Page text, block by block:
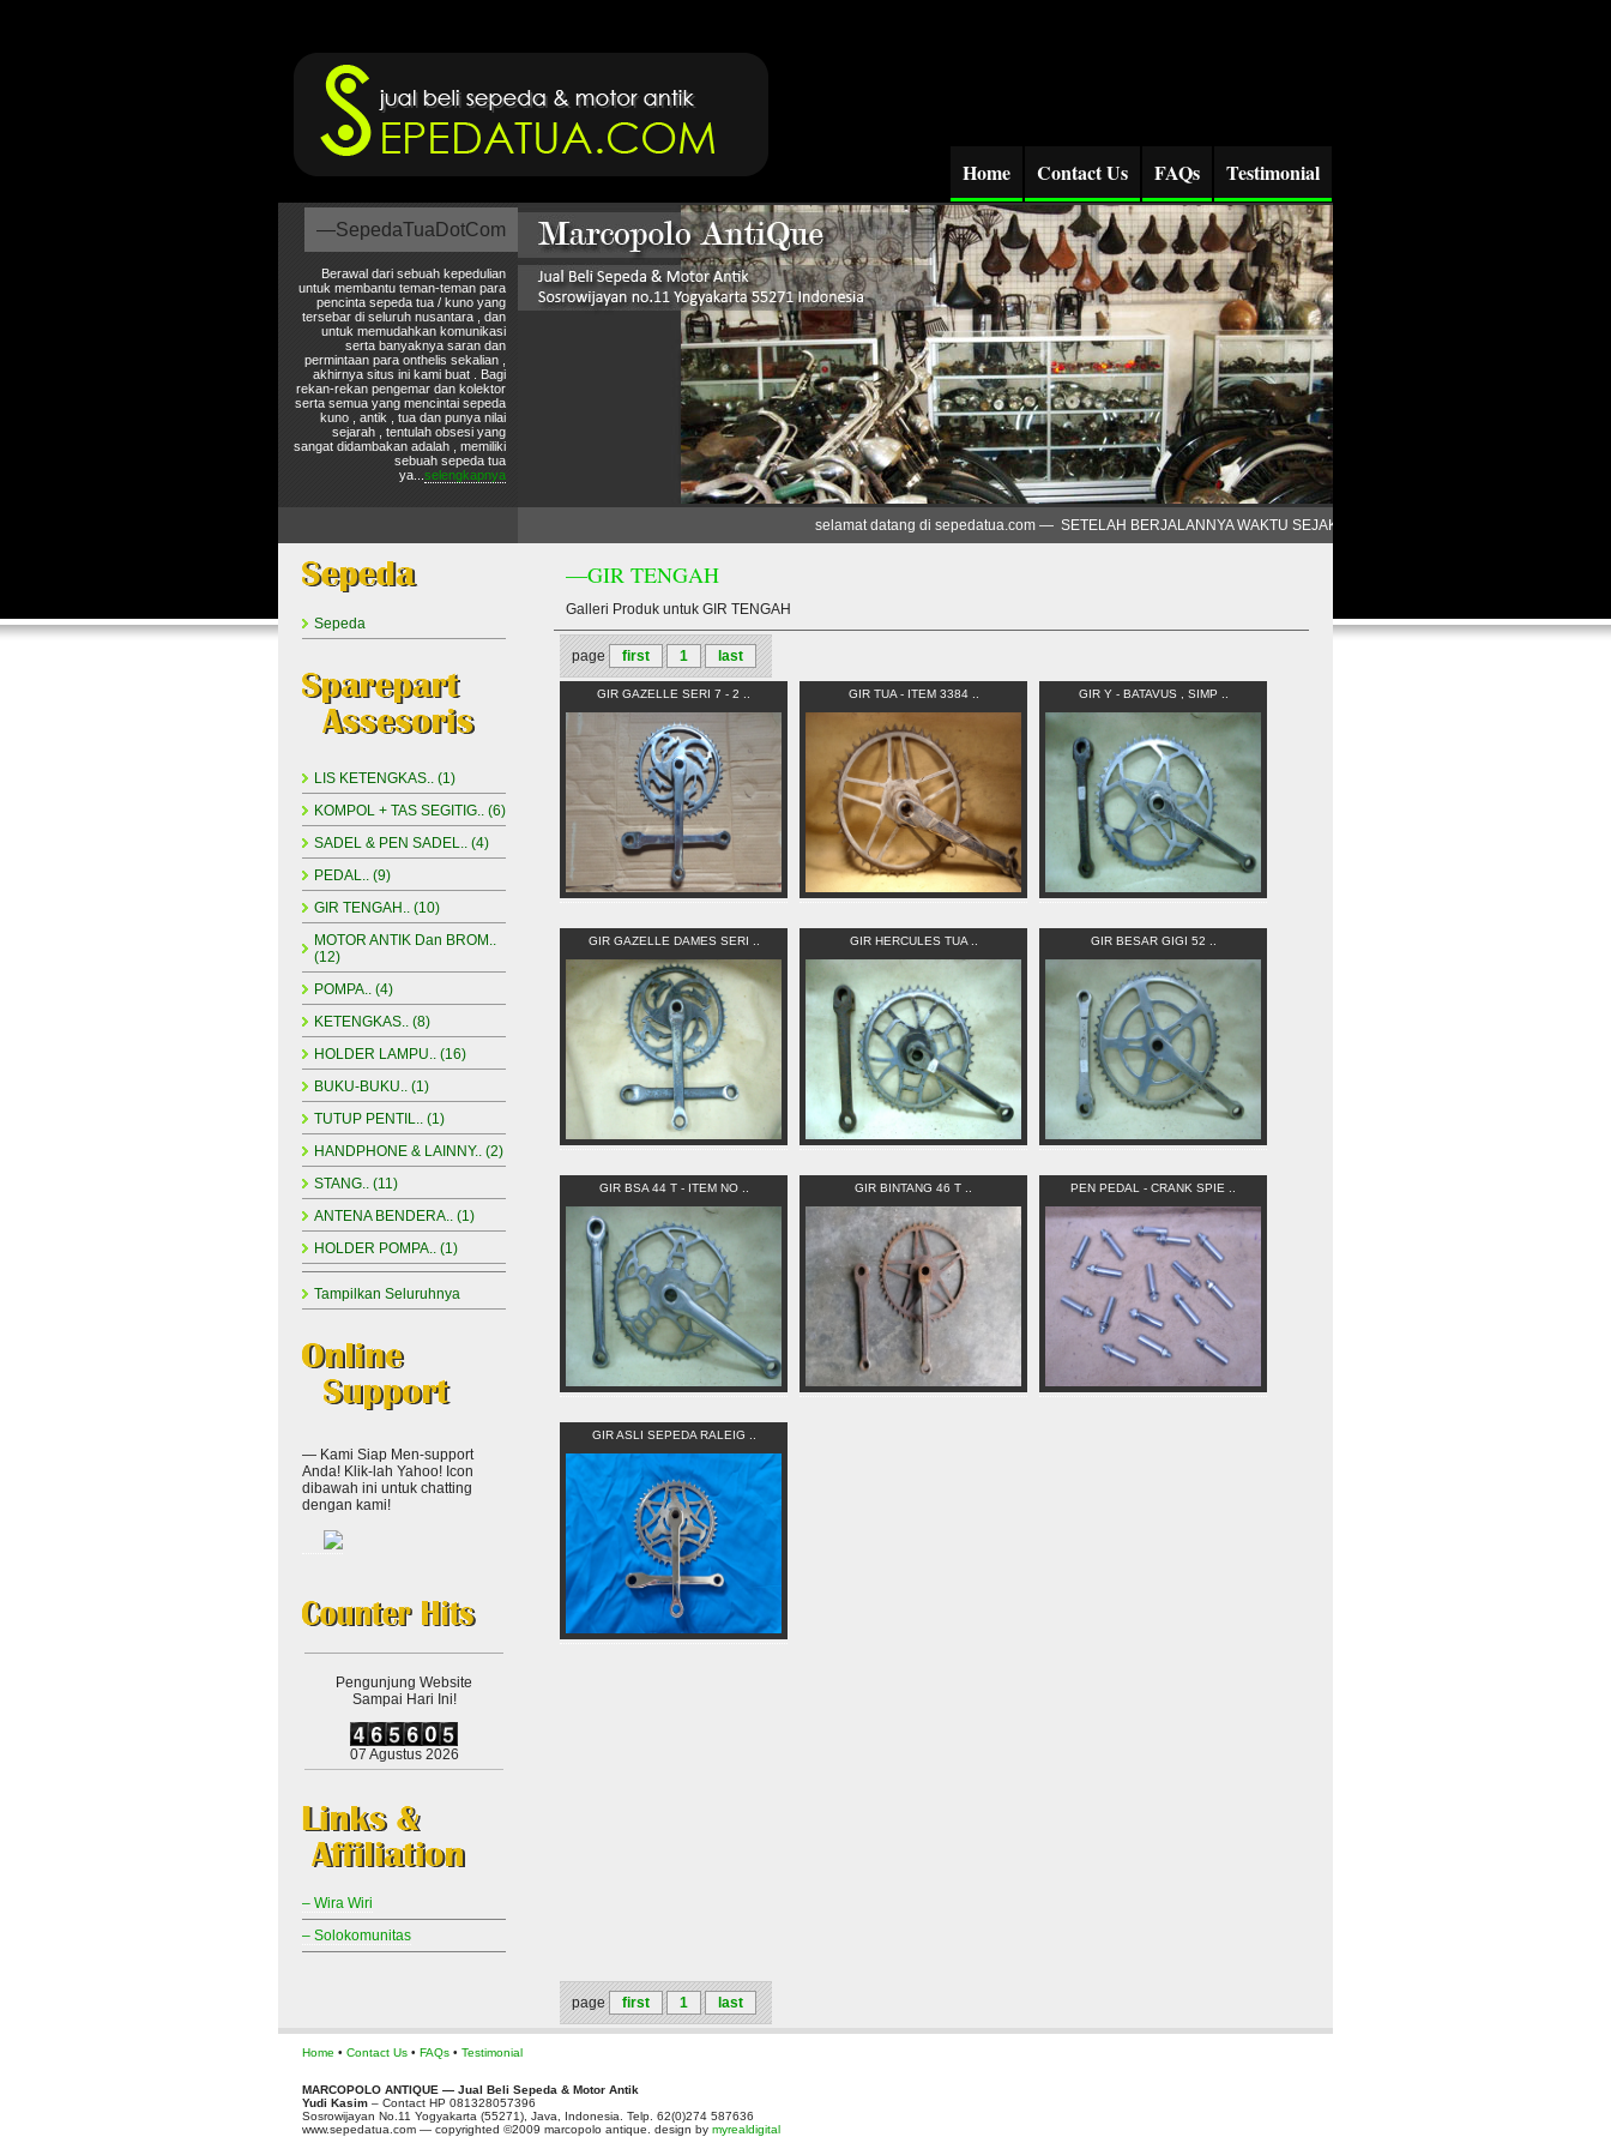
Home Contact Us FAQs Testimonial
—SepedaTuaDotCom
Berawal dari sebuah kepedulian
untuk membantu teman-teman para
pencinta sepeda tua / kuno yang
tersebar di seluruh nusantara , dan
untuk memudahkan komunikasi
serta banyaknya saran dan
permintaan para onthelis sekalian ,
akhirnya situs ini kami buat . Bagi
rekan-rekan pengemar dan kolektor
serta semua yang mencintai sepeda
kuno , antik , tua dan punya nilai
sejarah , tentulah obsesi yang
sangat didambakan adalah , memiliki
sebuah sepeda tua
ya... selengkapnya
selamat datang di sepedatua.com — SETELAH BERJALANNYA WAKTU SEJAK JUNI TAHUN LALU , HINGGA SAAT INI
Sepeda
LIS KETENGKAS.. (1)
KOMPOL + TAS SEGITIG.. (6)
SADEL & PEN SADEL.. (4)
PEDAL.. (9)
GIR TENGAH.. (10)
MOTOR ANTIK Dan BROM..
(12)
POMPA.. (4)
KETENGKAS.. (8)
HOLDER LAMPU.. (16)
BUKU-BUKU.. (1)
TUTUP PENTIL.. (1)
HANDPHONE & LAINNY.. (2)
STANG.. (11)
ANTENA BENDERA.. (1)
HOLDER POMPA.. (1)
Tampilkan Seluruhnya
— Kami Siap Men-support
Anda! Klik-lah Yahoo! Icon
dibawah ini untuk chatting
dengan kami!
Pengunjung Website
Sampai Hari Ini!
07 Agustus 2026
– Wira Wiri
– Solokomunitas
—GIR TENGAH
Galleri Produk untuk GIR TENGAH
page first 1 last
GIR GAZELLE SERI 7 - 2 .. GIR TUA - ITEM 3384 .. GIR Y - BATAVUS , SIMP ..
GIR GAZELLE DAMES SERI .. GIR HERCULES TUA .. GIR BESAR GIGI 52 ..
GIR BSA 44 T - ITEM NO .. GIR BINTANG 46 T .. PEN PEDAL - CRANK SPIE ..
GIR ASLI SEPEDA RALEIG ..
page first 1 last
Home • Contact Us • FAQs • Testimonial
MARCOPOLO ANTIQUE — Jual Beli Sepeda & Motor Antik
Yudi Kasim – Contact HP 081328057396
Sosrowijayan No.11 Yogyakarta (55271), Java, Indonesia. Telp. 62(0)274 587636
www.sepedatua.com — copyrighted ©2009 marcopolo antique. design by myrealdigital